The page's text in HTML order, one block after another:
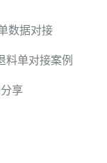
数据对接
料单对接案例
享